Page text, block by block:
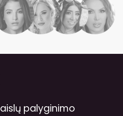
palyginimo